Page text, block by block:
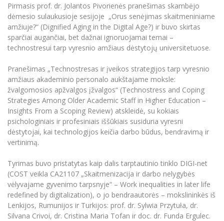
Studentams
Darbuotojams
Partnerystės
Azijos centras
Vilniaus Karaliaus Sedžiongo institutas
Frankofoniškų šalių studijų centras
Darbuotojams
Partnerystės
Azijos centras
Vilniaus Karaliaus Sedžiongo institutas
Frankofoniškų šalių studijų centras
Privatumo politika
Negalia ir individualieji poreikiai
Viešai skelbiama informacija
Parama Ukrainai
Civilinė sauga
Korupcijos prevencija
Informacija naujiems darbuotojams
Studijų Moodle (studijų vykdymui)
Darbuotojų Moodle (kompetencijų tobulinimui)
Studijų tvarkaraštis
Darbuotojų elektroninis paštas
Daugiafaktorinė autentifikacija universiteto
darbuotojams (MFA)
Mokslininkų profiliai "CRIS"
Bendruomenės gerovė
Intranetas
eDVS
Microsoft Office 365
MRU mobilios programėlės
Pirmasis prof. dr. Jolantos Pivorienės pranešimas skambėjo
dėmesio sulaukusioje sesijoje „Orus senėjimas skaitmeniniame
amžiuje?“ (Dignified Aging in the Digital Age?) ir buvo skirtas
sparčiai augančiai, bet dažnai ignoruojamai temai –
technostresui tarp vyresnio amžiaus dėstytojų universitetuose.
Pranešimas „Technostresas ir įveikos strategijos tarp vyresnio
amžiaus akademinio personalo aukštajame moksle:
žvalgomosios apžvalgos įžvalgos“ (Technostress and Coping
Strategies Among Older Academic Staff in Higher Education –
Insights From a Scoping Review) atskleidė, su kokiais
psichologiniais ir profesiniais iššūkiais susiduria vyresni
dėstytojai, kai technologijos keičia darbo būdus, bendravimą ir
vertinimą.
Tyrimas buvo pristatytas kaip dalis tarptautinio tinklo DIGI-net
(COST veikla CA21107 „Skaitmenizacija ir darbo nelygybės
vėlyvajame gyvenimo tarpsnyje“ – Work inequalities in later life
redefined by digitalization), o jo bendraautorės – mokslininkės iš
Lenkijos, Rumunijos ir Turkijos: prof. dr. Sylwia Przytuła, dr.
Silvana Crivoi, dr. Cristina Maria Tofan ir doc. dr. Funda Ergulec.